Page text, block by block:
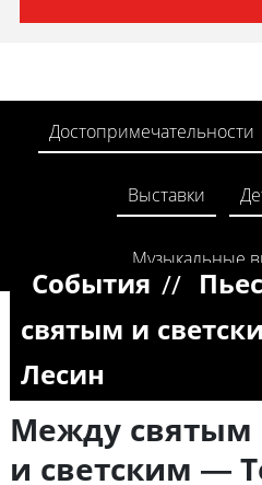
Достопримечательности
Выставки
Музыкальные
События //
святым и
Лесин
Между святым
и светским —